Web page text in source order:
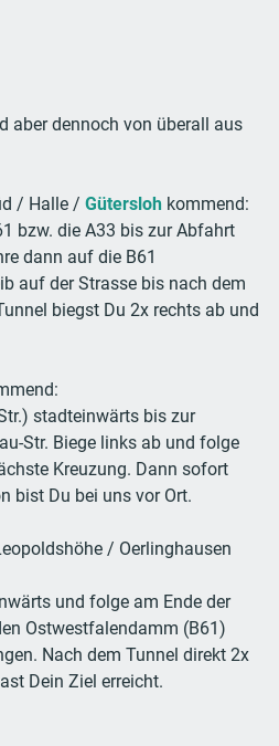
aber dennoch von überall aus
/ Halle / Gütersloh kommend:
bzw. die A33 bis zur Abfahrt
dann auf die B61
auf der Strasse bis nach dem
biegst Du 2x rechts ab und
stadteinwärts bis zur
Str. Biege links ab und folge
Kreuzung. Dann sofort
bist Du bei uns vor Ort.
/ Oerlinghausen
und folge am Ende der
Ostwestfalendamm (B61)
Nach dem Tunnel direkt 2x
Dein Ziel erreicht.